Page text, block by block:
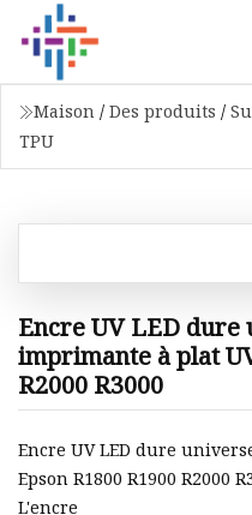
Maison / Des produits /
TPU
Encre UV LED
imprimante à plat
R2000 R3000
Encre UV LED dure
Epson R1800 R1900 R2000
L'encre